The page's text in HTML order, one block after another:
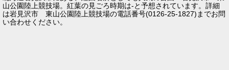
山公園陸上競技場。紅葉の見ごろ時期は-と予想されています。詳細
は岩見沢市 東山公園陸上競技場の電話番号(0126-25-1827)までお問
い合わせください。